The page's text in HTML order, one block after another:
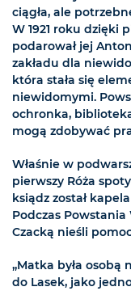
ciągła, ale
W 1921 roku dzięki
podarował jej
zakładu dla
która stała się
niewidomymi.
ochronka,
mogą zdobywać
Właśnie w
pierwszy Róża
ksiądz został
Podczas
Czacką nieśli
„Matka była
do Lasek, jako